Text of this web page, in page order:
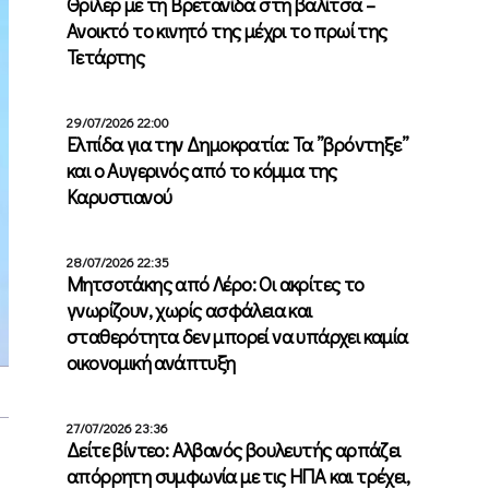
Ανοικτό το κινητό της μέχρι το πρωί της
Τετάρτης
29/07/2026 22:00
Ελπίδα για την Δημοκρατία: Τα ”βρόντηξε”
και ο Αυγερινός από το κόμμα της
Καρυστιανού
28/07/2026 22:35
Μητσοτάκης από Λέρο: Οι ακρίτες το
γνωρίζουν, χωρίς ασφάλεια και
σταθερότητα δεν μπορεί να υπάρχει καμία
οικονομική ανάπτυξη
27/07/2026 23:36
Δείτε βίντεο: Αλβανός βουλευτής αρπάζει
απόρρητη συμφωνία με τις ΗΠΑ και τρέχει,